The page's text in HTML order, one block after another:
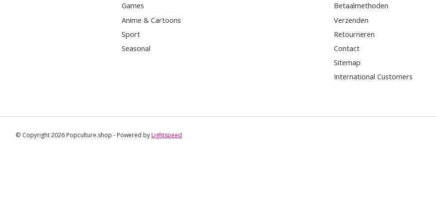
Games
Anime & Cartoons
Sport
Seasonal
Betaalmethoden
Verzenden
Retourneren
Contact
Sitemap
International Customers
© Copyright 2026 Popculture.shop - Powered byLightspeed